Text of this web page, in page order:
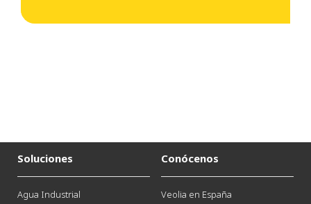
Soluciones
Agua Industrial
Conócenos
Veolia en España